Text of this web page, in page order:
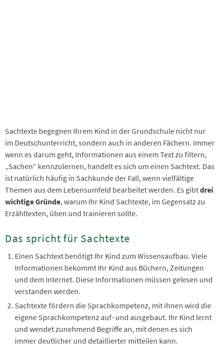
Sachtexte begegnen Ihrem Kind in der Grundschule nicht nur
im Deutschunterricht, sondern auch in anderen Fächern. Immer
wenn es darum geht, Informationen aus einem Text zu filtern,
„Sachen“ kennzulernen, handelt es sich um einen Sachtext. Das
ist natürlich häufig in Sachkunde der Fall, wenn vielfältige
Themen aus dem Lebensumfeld bearbeitet werden. Es gibtdrei
wichtige Gründe, warum Ihr Kind Sachtexte, im Gegensatz zu
Erzähltexten, üben und trainieren sollte.
Das spricht für Sachtexte
Einen Sachtext benötigt Ihr Kind zum Wissensaufbau. Viele
Informationen bekommt Ihr Kind aus Büchern, Zeitungen
und dem Internet. Diese Informationen müssen gelesen und
verstanden werden.
Sachtexte fördern die Sprachkompetenz, mit ihnen wird die
eigene Sprachkompetenz auf- und ausgebaut. Ihr Kind lernt
und wendet zunehmend Begriffe an, mit denen es sich
immer deutlicher und detaillierter mitteilen kann.